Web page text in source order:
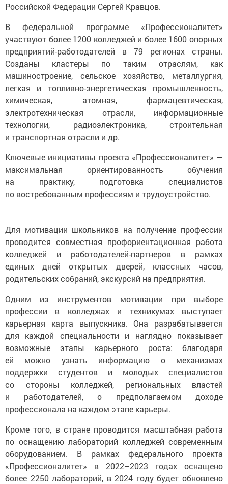
Российской Федерации Сергей Кравцов.
В федеральной программе «Профессионалитет»
участвуют более 1200 колледжей и более 1600 опорных
предприятий-работодателей в 79 регионах страны.
Созданы кластеры по таким отраслям, как
машиностроение, сельское хозяйство, металлургия,
легкая и топливно-энергетическая промышленность,
химическая, атомная, фармацевтическая,
электротехническая отрасли, информационные
технологии, радиоэлектроника, строительная
и транспортная отрасли и др.
Ключевые инициативы проекта «Профессионалитет» —
максимальная ориентированность обучения
на практику, подготовка специалистов
по востребованным профессиям и трудоустройство.
Для мотивации школьников на получение профессии
проводится совместная профориентационная работа
колледжей и работодателей-партнеров в рамках
единых дней открытых дверей, классных часов,
родительских собраний, экскурсий на предприятия.
Одним из инструментов мотивации при выборе
профессии в колледжах и техникумах выступает
карьерная карта выпускника. Она разрабатывается
для каждой специальности и наглядно показывает
возможные этапы карьерного роста: благодаря
ей можно узнать информацию о механизмах
поддержки студентов и молодых специалистов
со стороны колледжей, региональных властей
и работодателей, о предполагаемом доходе
профессионала на каждом этапе карьеры.
Кроме того, в стране проводится масштабная работа
по оснащению лабораторий колледжей современным
оборудованием. В рамках федерального проекта
«Профессионалитет» в 2022–2023 годах оснащено
более 2250 лабораторий, в 2024 году будет обновлено